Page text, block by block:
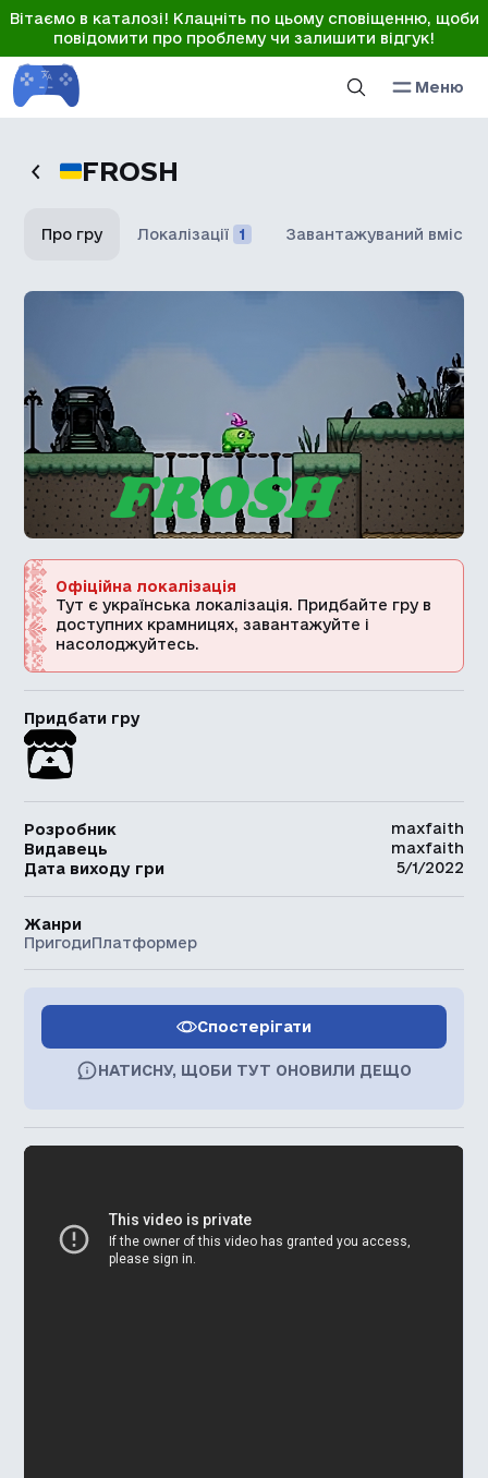
Вітаємо в каталозі! Клацніть по цьому сповіщенню, щоби
повідомити про проблему чи залишити відгук!
Меню
FROSH
Про гру Локалізації 1 Завантажуваний вміст
Офіційна локалізація
Тут є українська локалізація. Придбайте гру в
доступних крамницях, завантажуйте і
насолоджуйтесь.
Придбати гру
Розробник
maxfaith
Видавець
maxfaith
Дата виходу гри
5/1/2022
Жанри
ПригодиПлатформер
Спостерігати
НАТИСНУ, ЩОБИ ТУТ ОНОВИЛИ ДЕЩО